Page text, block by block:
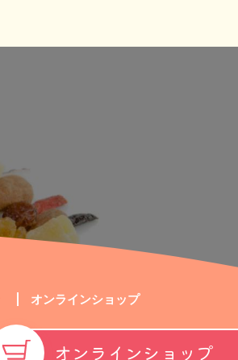
オンラインショップ
オンラインショップ